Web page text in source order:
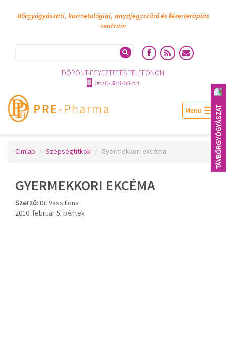
Bőrgyógyászati, kozmetológiai, anyajegyszűrő és lézerterápiás
centrum
IDŐPONT-EGYEZTETÉS TELEFONON:
0630-388-68-59
Címlap Szépségtitkok Gyermekkori ekcéma
GYERMEKKORI EKCÉMA
Szerző:Dr. Vass Ilona
2010. február 5. péntek
TÁVBŐRGYÓGYÁSZAT